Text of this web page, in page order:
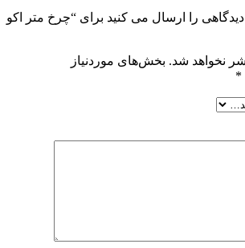
دیدگاهی را ارسال می کنید برای “چرخ متر اکو
نخواهد شد. بخش‌های موردنیاز
*